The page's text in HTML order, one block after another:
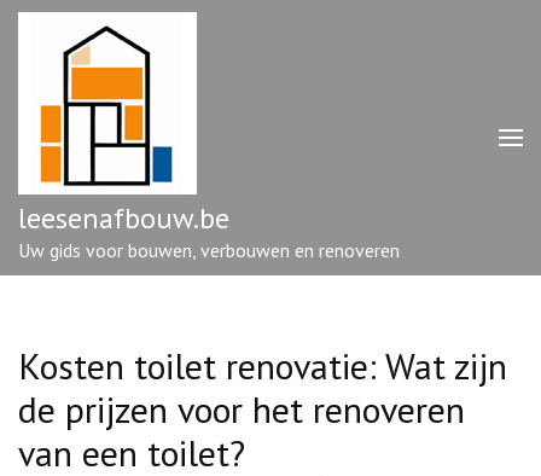
Ga
enter)
leesenafbouw.be
Uw gids voor bouwen, verbouwen en renoveren
Kosten toilet renovatie: Wat zijn
de prijzen voor het renoveren
van een toilet?